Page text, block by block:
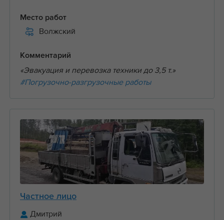
Место работ
Волжский
Комментарий
«Эвакуация и перевозка техники до 3,5 т.»
#Погрузочно-разгрузочные работы
Частное лицо
Дмитрий